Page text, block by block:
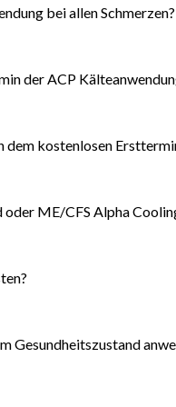
bei allen Schmerzen?
der ACP
dem kostenlosen
oder ME/CFS Alpha
Gesundheitszustand